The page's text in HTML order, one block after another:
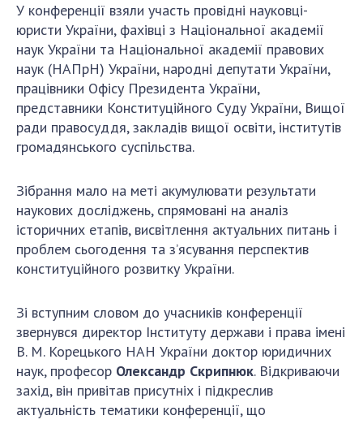
трансфер технологій в наукових установах
Наукові об'єкти, що становлять національне
надбання
Центри колективного користування
науковими приладами НАН України
Оцінювання ефективності діяльності
наукових установ
Відкрита наука в НАН України
Підготовка наукових кадрів
Робота з молоддю
Членство в міжнародних організаціях
Міжнародні угоди
Міжнародні програми та конкурси
ДОКУМЕНТИ
У конференції взяли участь провідні науковці-
юристи України, фахівці з Національної академії
наук України та Національної академії правових
наук (НАПрН) України, народні депутати України,
працівники Офісу Президента України,
представники Конституційного Суду України, Вищої
ради правосуддя, закладів вищої освіти, інститутів
громадянського суспільства.
Зібрання мало на меті акумулювати результати
наукових досліджень, спрямовані на аналіз
історичних етапів, висвітлення актуальних питань і
проблем сьогодення та з’ясування перспектив
конституційного розвитку України.
Зі вступним словом до учасників конференції
звернувся директор Інституту держави і права імені
В. М. Корецького НАН України доктор юридичних
наук, професор Олександр Скрипнюк. Відкриваючи
захід, він привітав присутніх і підкреслив
актуальність тематики конференції, що